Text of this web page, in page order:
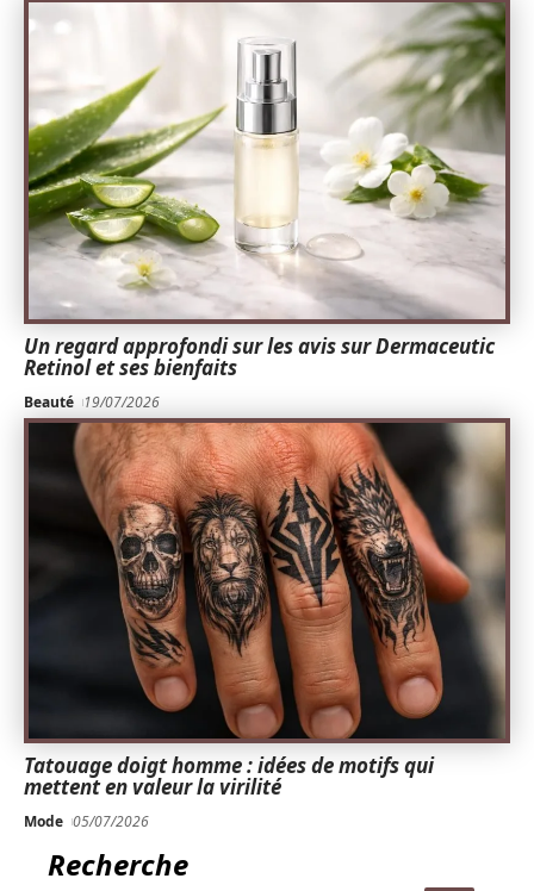
Un regard approfondi sur les avis sur Dermaceutic
Retinol et ses bienfaits
Beauté 19/07/2026
Tatouage doigt homme : idées de motifs qui
mettent en valeur la virilité
Mode 05/07/2026
Recherche